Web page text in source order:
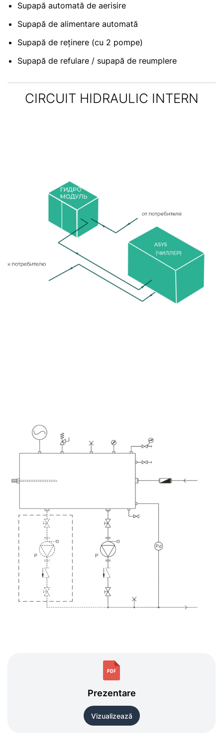
Supapă automată de aerisire
Supapă de alimentare automată
Supapă de reținere (cu 2 pompe)
Supapă de refulare / supapă de reumplere
CIRCUIT HIDRAULIC INTERN
Prezentare
Vizualizează